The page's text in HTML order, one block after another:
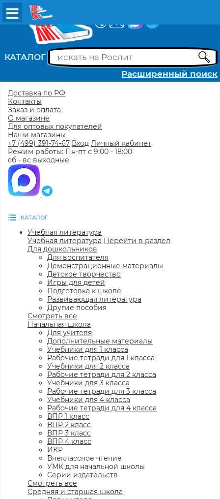
КАТАЛОГ
Расширенный поиск
Доставка по РФ
Контакты
Заказ и оплата
О магазине
Для оптовых покупателей
Наши магазины
+7 (499) 391-74-67 Вход Личный кабинет
Режим работы: Пн-пт с 9:00 - 18:00
сб - вс выходные
КАТАЛОГ
Учебная литература
Учебная литература Перейти в раздел
Для дошкольников
Для воспитателя
Демонстрационные материалы
Детское творчество
Игры для детей
Подготовка к школе
Развивающая литература
Другие пособия
Смотреть все
Начальная школа
Для учителя
Дополнительные материалы
Учебники для 1 класса
Рабочие тетради для 1 класса
Учебники для 2 класса
Рабочие тетради для 2 класса
Учебники для 3 класса
Рабочие тетради для 3 класса
Учебники для 4 класса
Рабочие тетради для 4 класса
ВПР 1 класс
ВПР 2 класс
ВПР 3 класс
ВПР 4 класс
ИКР
Внеклассное чтение
УМК для начальной школы
Серии издательств
Смотреть все
Средняя и старшая школа